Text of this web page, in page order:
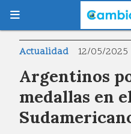
Argentinos
medallas en
Actualidad 12/05/2025